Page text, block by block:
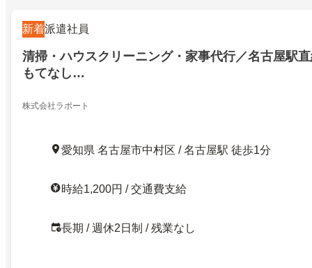
新着派遣社員
清掃・ハウスクリーニング・家事代行／名古屋駅
もてなし…
株式会社ラポート
愛知県 名古屋市中村区 / 名古屋駅 徒歩1分
時給1,200円 / 交通費支給
長期 / 週休2日制 / 残業なし